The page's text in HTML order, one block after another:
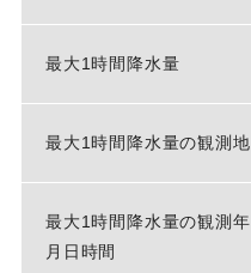
最大1時間降水量
最大1時間降水量の観測地
最大1時間降水量の観測年
月日時間